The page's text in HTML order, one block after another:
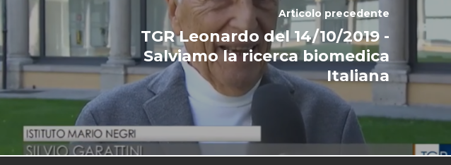
Articolo precedente
TGR Leonardo del 14/10/2019 -
Salviamo la ricerca biomedica
Italiana